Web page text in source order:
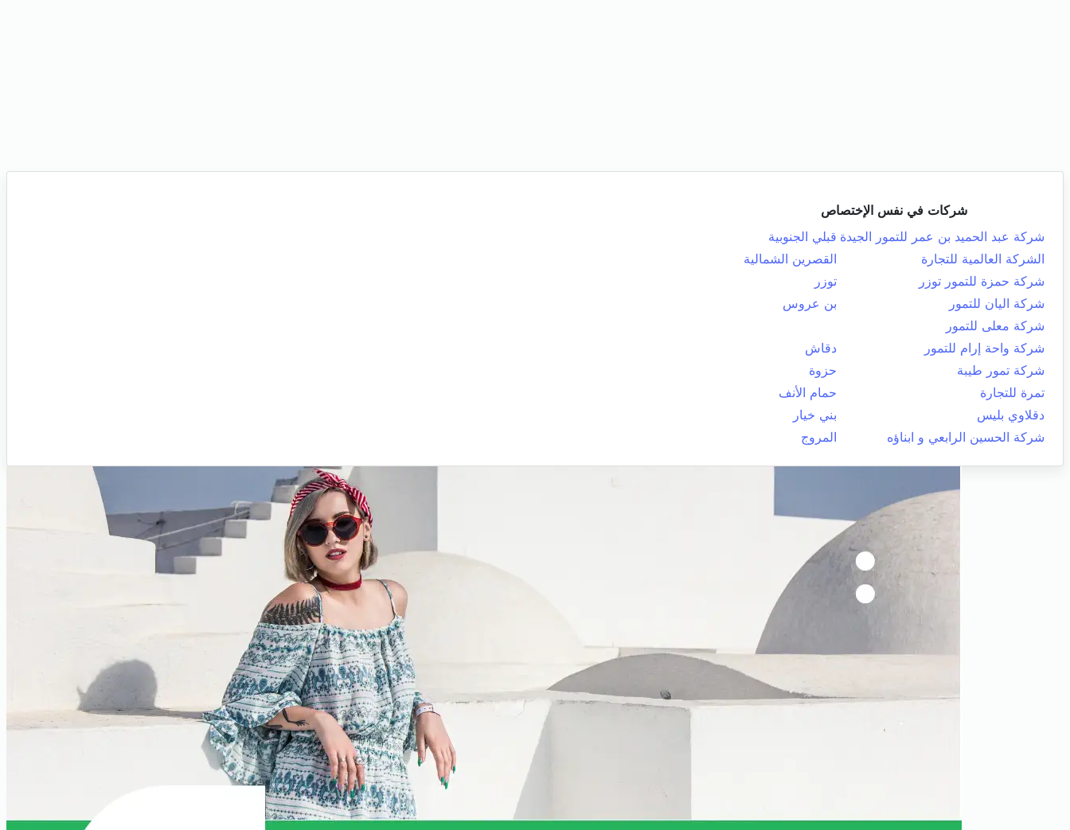
شركات في نفس الإختصاص
شركة عبد الحميد بن عمر للتمور الجيدة قبلي الجنوبية
الشركة العالمية للتجارة
القصرين الشمالية
شركة حمزة للتمور توزر
توزر
شركة اليان للتمور
بن عروس
شركة معلى للتمور
شركة واحة إرام للتمور
دقاش
شركة تمور طيبة
حزوة
تمرة للتجارة
حمام الأنف
دقلاوي بليس
بني خيار
شركة الحسين الرابعي و ابناؤه
المروج